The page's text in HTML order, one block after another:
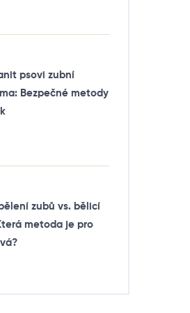
psovi zubní
Bezpečné metody
zubů vs. bělicí
metoda je pro